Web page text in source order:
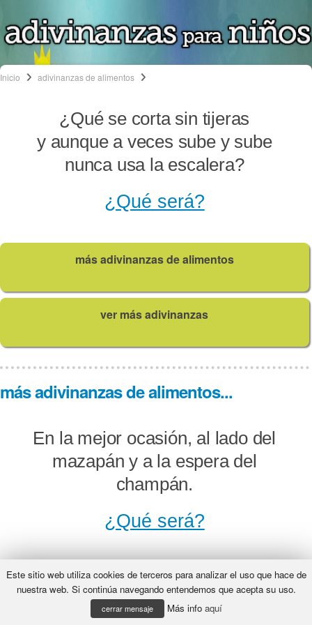
Inicio adivinanzas de alimentos
¿Qué se corta sin tijeras
y aunque a veces sube y sube
nunca usa la escalera?
¿Qué será?
más adivinanzas de alimentos
ver más adivinanzas
más adivinanzas de alimentos...
En la mejor ocasión, al lado del
mazapán y a la espera del
champán.
¿Qué será?
Una cajita chiquita, blanca como la
cal: todos la saben abrir, nadie la
Este sitio web utiliza cookies de terceros para analizar el uso que hace de
nuestra web. Si continúa navegando entendemos que acepta su uso.
cerrar mensaje Más info aquí